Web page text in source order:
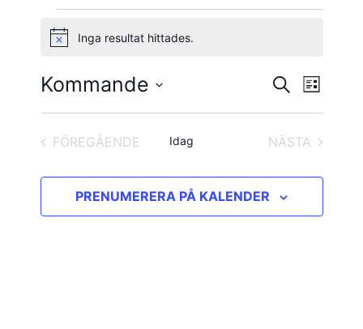
Evenemang
Notis Inga resultat hittades.
Search
and
Views
SÖK LISTA
Kommande
Välj
FÖREGÅENDE
Idag
NÄSTA
PRENUMERERA PÅ KALENDER